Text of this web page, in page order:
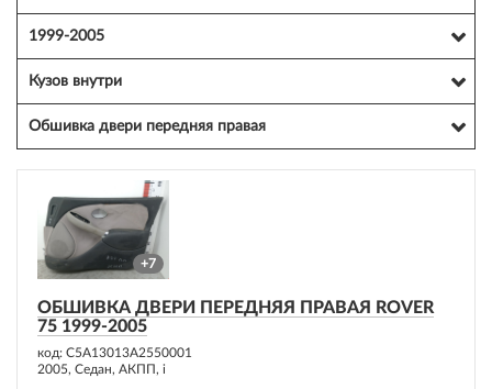
1999-2005
Кузов внутри
Обшивка двери передняя правая
+7
ОБШИВКА ДВЕРИ ПЕРЕДНЯЯ ПРАВАЯ ROVER
75 1999-2005
код: C5A13013A2550001
2005, Седан, АКПП, i